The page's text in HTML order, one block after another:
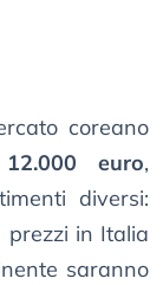
coreano
12.000 euro,
diversi:
prezzi in Italia
saranno